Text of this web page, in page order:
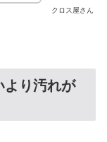
クロス屋さん
り汚れが